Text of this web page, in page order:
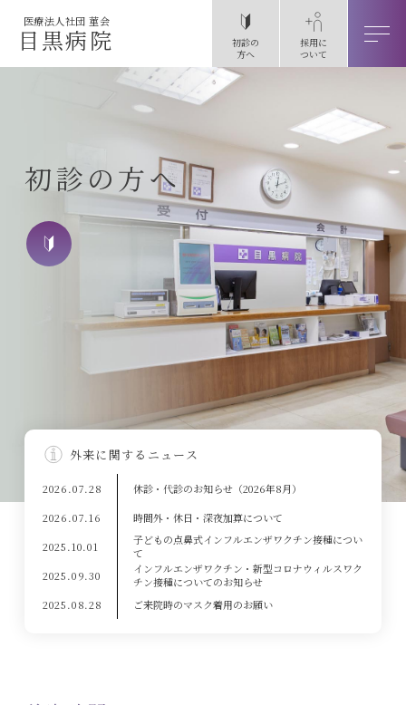
医療法人社団 菫会
目黒病院
初診の
方へ
採用に
ついて
初診の方へ
外来に関するニュース
2026.07.28 休診・代診のお知らせ（2026年8月）
2026.07.16 時間外・休日・深夜加算について
2025.10.01
子どもの点鼻式インフルエンザワクチン接種につい
て
2025.09.30
インフルエンザワクチン・新型コロナウィルスワク
チン接種についてのお知らせ
2025.08.28
ご来院時のマスク着用のお願い